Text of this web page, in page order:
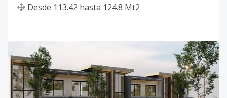
Desde 113.42 hasta 124.8 Mt2